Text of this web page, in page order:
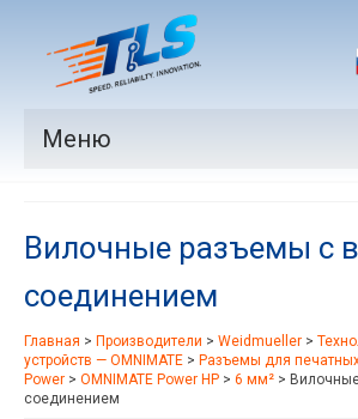
Меню
Производители
Рынки
Новости
Контакты
Вилочные разъемы с
соединением
Главная > Производители > Weidmueller >
устройств — OMNIMATE > Разъемы для
Power > OMNIMATE Power HP > 6 мм² >
соединением